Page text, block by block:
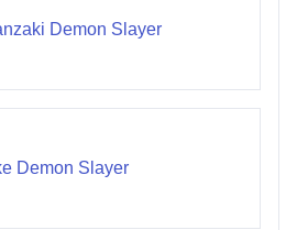
Demon Slayer
Demon Slayer